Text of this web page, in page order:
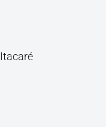
Itacaré